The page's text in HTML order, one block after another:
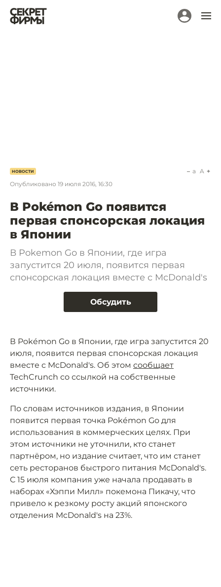
НОВОСТИ
Опубликовано 19 июля 2016, 16:30
a A
В Pokémon Go появится
первая спонсорская локация
в Японии
В Pokemon Go в Японии, где игра
запустится 20 июля, появится первая
спонсорская локация вместе с McDonald's
Обсудить
В Pokémon Go в Японии, где игра запустится 20
июля, появится первая спонсорская локация
вместе с McDonald's. Об этом сообщает
TechCrunch со ссылкой на собственные
источники.
По словам источников издания, в Японии
появится первая точка Pokémon Go для
использования в коммерческих целях. При
этом источники не уточнили, кто станет
партнёром, но издание считает, что им станет
сеть ресторанов быстрого питания McDonald's.
С 15 июля компания уже начала продавать в
наборах «Хэппи Милл» покемона Пикачу, что
привело к резкому росту акций японского
отделения McDonald's на 23%.